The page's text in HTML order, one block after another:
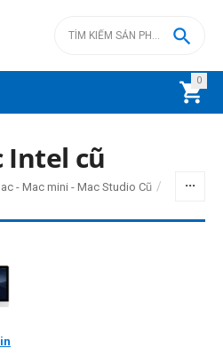
0


Intel cũ
- Mac mini - Mac Studio Cũ /